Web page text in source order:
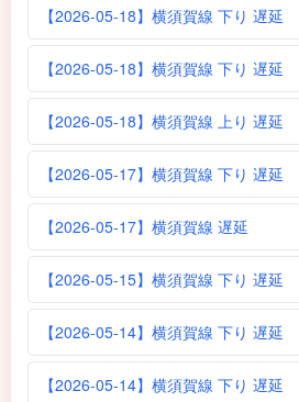
【2026-05-18】横須賀線 下り 遅延
【2026-05-18】横須賀線 下り 遅延
【2026-05-18】横須賀線 上り 遅延
【2026-05-17】横須賀線 下り 遅延
【2026-05-17】横須賀線 遅延
【2026-05-15】横須賀線 下り 遅延
【2026-05-14】横須賀線 下り 遅延
【2026-05-14】横須賀線 下り 遅延